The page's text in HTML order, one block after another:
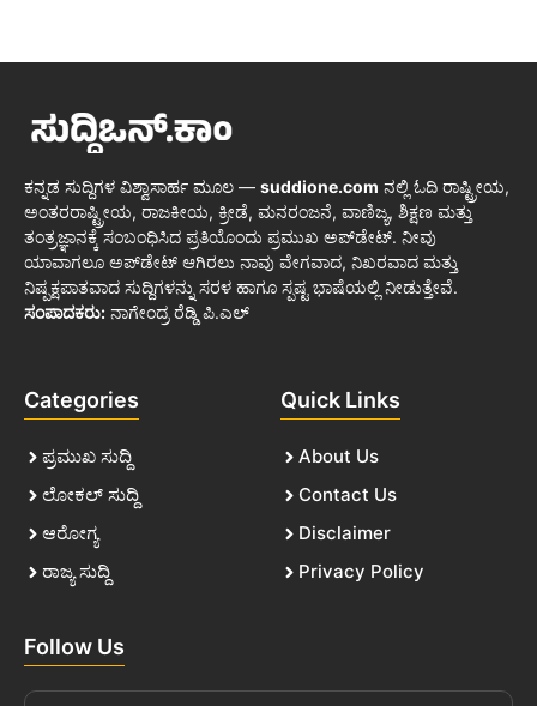
ಕನ್ನಡ ಸುದ್ದಿಗಳ ವಿಶ್ವಾಸಾರ್ಹ ಮೂಲ — suddione.com ನಲ್ಲಿ ಓದಿ ರಾಷ್ಟ್ರೀಯ,
ಅಂತರರಾಷ್ಟ್ರೀಯ, ರಾಜಕೀಯ, ಕ್ರೀಡೆ, ಮನರಂಜನೆ, ವಾಣಿಜ್ಯ, ಶಿಕ್ಷಣ ಮತ್ತು
ತಂತ್ರಜ್ಞಾನಕ್ಕೆ ಸಂಬಂಧಿಸಿದ ಪ್ರತಿಯೊಂದು ಪ್ರಮುಖ ಅಪ್‌ಡೇಟ್. ನೀವು
ಯಾವಾಗಲೂ ಅಪ್‌ಡೇಟ್ ಆಗಿರಲು ನಾವು ವೇಗವಾದ, ನಿಖರವಾದ ಮತ್ತು
ನಿಷ್ಪಕ್ಷಪಾತವಾದ ಸುದ್ದಿಗಳನ್ನು ಸರಳ ಹಾಗೂ ಸ್ಪಷ್ಟ ಭಾಷೆಯಲ್ಲಿ ನೀಡುತ್ತೇವೆ.
ಸಂಪಾದಕರು: ನಾಗೇಂದ್ರ ರೆಡ್ಡಿ ಪಿ.ಎಲ್
Categories
ಪ್ರಮುಖ ಸುದ್ದಿ
ಲೋಕಲ್ ಸುದ್ದಿ
ಆರೋಗ್ಯ
ರಾಜ್ಯ ಸುದ್ದಿ
Quick Links
About Us
Contact Us
Disclaimer
Privacy Policy
Follow Us